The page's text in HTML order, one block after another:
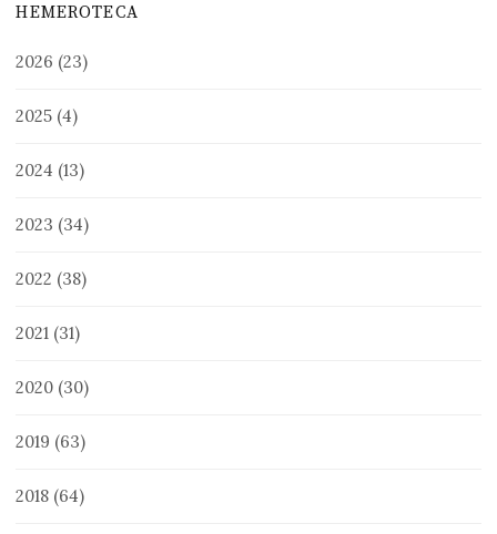
HEMEROTECA
2026 (23)
2025 (4)
2024 (13)
2023 (34)
2022 (38)
2021 (31)
2020 (30)
2019 (63)
2018 (64)